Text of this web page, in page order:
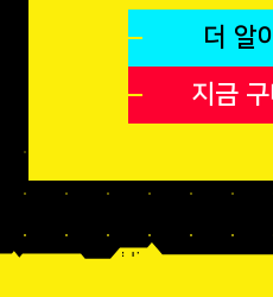
더 알
지금 구